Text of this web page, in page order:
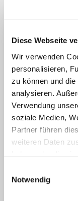
Diese Webseite
Wir verwenden
personalisieren,
zu können und
analysieren.
Verwendung
soziale Medien,
Partner führen
weiteren Daten
haben oder die
Notwendig
Sekretariat
Pflege
Anästhesie
Intensivmedizin